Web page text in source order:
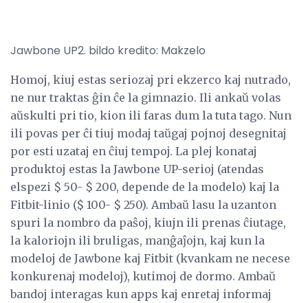
Jawbone UP2. bildo kredito: Makzelo
Homoj, kiuj estas seriozaj pri ekzerco kaj nutrado,
ne nur traktas ĝin ĉe la gimnazio. Ili ankaŭ volas
aŭskulti pri tio, kion ili faras dum la tuta tago. Nun
ili povas per ĉi tiuj modaj taŭgaj pojnoj desegnitaj
por esti uzataj en ĉiuj tempoj. La plej konataj
produktoj estas la Jawbone UP-serioj (atendas
elspezi $ 50- $ 200, depende de la modelo) kaj la
Fitbit-linio ($ 100- $ 250). Ambaŭ lasu la uzanton
spuri la nombro da paŝoj, kiujn ili prenas ĉiutage,
la kaloriojn ili bruligas, manĝaĵojn, kaj kun la
modeloj de Jawbone kaj Fitbit (kvankam ne necese
konkurenaj modeloj), kutimoj de dormo. Ambaŭ
bandoj interagas kun apps kaj enretaj informaj